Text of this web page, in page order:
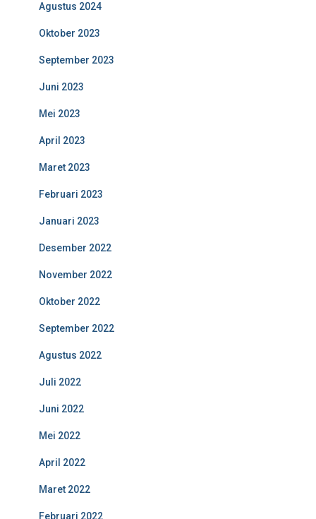
Agustus 2024
Oktober 2023
September 2023
Juni 2023
Mei 2023
April 2023
Maret 2023
Februari 2023
Januari 2023
Desember 2022
November 2022
Oktober 2022
September 2022
Agustus 2022
Juli 2022
Juni 2022
Mei 2022
April 2022
Maret 2022
Februari 2022